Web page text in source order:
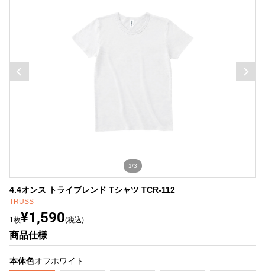
1/3
4.4オンス トライブレンド Tシャツ TCR-112
TRUSS
1枚¥1,590(税込)
商品仕様
本体色オフホワイト